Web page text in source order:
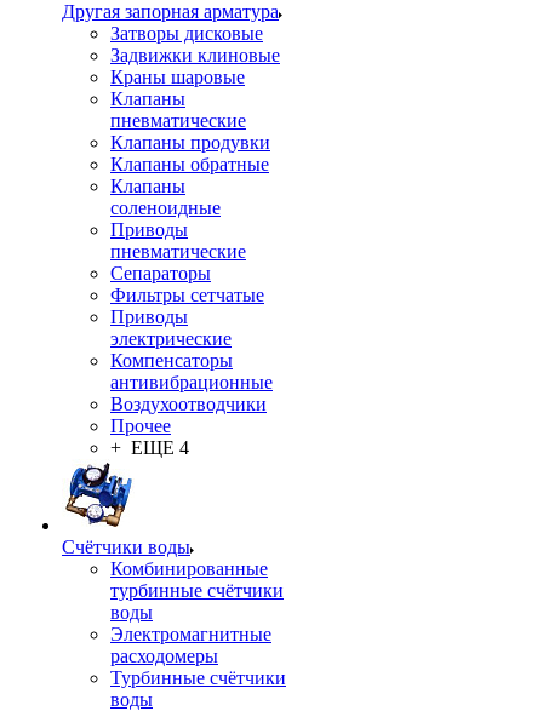
Другая запорная арматура
Затворы дисковые
Задвижки клиновые
Краны шаровые
Клапаны
пневматические
Клапаны продувки
Клапаны обратные
Клапаны
соленоидные
Приводы
пневматические
Сепараторы
Фильтры сетчатые
Приводы
электрические
Компенсаторы
антивибрационные
Воздухоотводчики
Прочее
+ ЕЩЕ 4
Счётчики воды
Комбинированные
турбинные счётчики
воды
Электромагнитные
расходомеры
Турбинные счётчики
воды